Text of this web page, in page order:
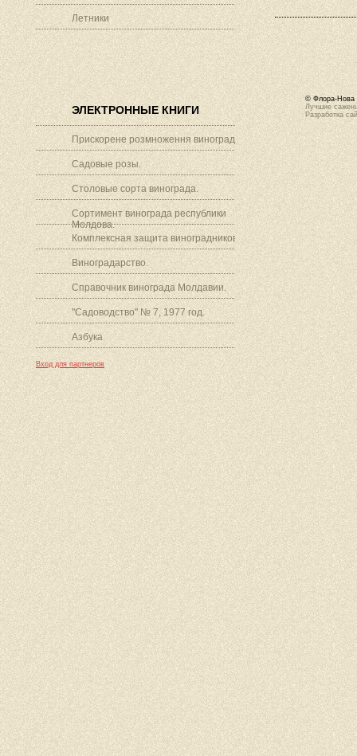
Летники
ЭЛЕКТРОННЫЕ КНИГИ
Прискорене розмноження винограду.
Садовые розы.
Столовые сорта винограда.
Сортимент винограда республики
Молдова.
Комплексная защита виноградников.
Виноградарство.
Справочник винограда Молдавии.
"Садоводство" № 7, 1977 год.
Азбука
Вход для партнеров
© Флора-Нова
Лучшие
Разработка